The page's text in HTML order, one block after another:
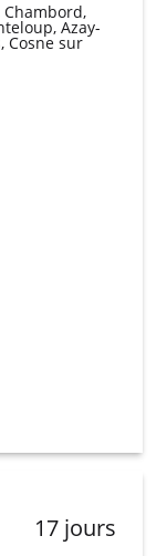
Chambord,
Azay-
Cosne sur
17 jours